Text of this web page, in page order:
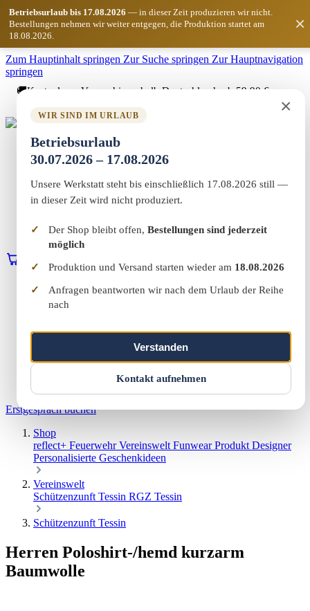
Zum Hauptinhalt springen Zur Suche springen Zur Hauptnavigation
springen
Betriebsurlaub bis 17.08.2026 — in dieser Zeit produzieren wir nicht.
Bestellungen nehmen wir weiter entgegen, die Produktion startet am
18.08.2026.
×
×
WIR SIND IM URLAUB
Betriebsurlaub
30.07.2026 – 17.08.2026
Unsere Werkstatt steht bis einschließlich 17.08.2026 still —
in dieser Zeit wird nicht produziert.
Der Shop bleibt offen, Bestellungen sind jederzeit
möglich
Produktion und Versand starten wieder am 18.08.2026
Anfragen beantworten wir nach dem Urlaub der Reihe
nach
Verstanden
Kontakt aufnehmen
🚚Kostenloser Versand innerhalb Deutschlands ab 59,90 €
Marketing-MV
Home
Shop
Vereinswelt
Reflect+
Kontakt
Warenkorb Erstgespräch buchen
Home
Marketing & Web
Reflect+
Über uns
Erstgespräch buchen
Shop
reflect+ FeuerwehrVereinswelt FunwearProdukt Designer
Personalisierte Geschenkideen
Vereinswelt
Schützenzunft Tessin RGZ Tessin
Schützenzunft Tessin
Herren Poloshirt-/hemd kurzarm
Baumwolle